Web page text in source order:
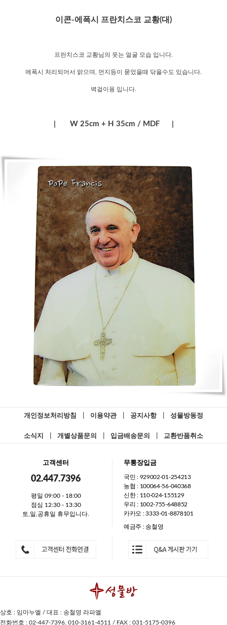
이콘-에폭시 프란치스코 교황(대)
프란치스코 교황님의 웃는 얼굴 모습 입니다.
에폭시 처리되어서 맑으며, 먼지등이 묻었을때 닦을수도 있습니다.
벽걸이용 입니다.
| W 25cm + H 35cm / MDF |
개인정보처리방침 이용약관 공지사항 성물방동정
소식지 개별상품문의 입금배송문의 교환반품취소
고객센터
02.447.7396
평일 09:00 - 18:00
점심 12:30 - 13:30
토,일,공휴일 휴무입니다.
무통장입금
국민 : 929002-01-254213
농협 : 100064-56-040368
신한 : 110-024-155129
우리 : 1002-755-648852
카카오 : 3333-01-8878101
예금주 : 송철영
상호 : 임마누엘 / 대표 : 송철영 라파엘
전화번호 : 02-447-7396, 010-3161-4511 / FAX : 031-5175-0396